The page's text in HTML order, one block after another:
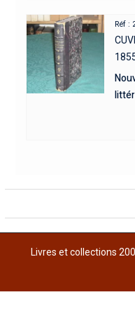
Réf :
Livres et collections